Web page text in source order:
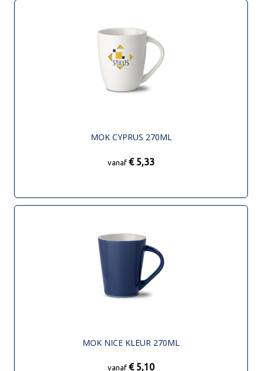
MOK CYPRUS 270ML
vanaf € 5,33
MOK NICE KLEUR 270ML
vanaf € 5,10